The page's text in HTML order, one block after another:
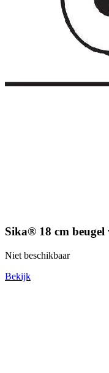
Sika® 18 cm
Niet beschikbaar
Bekijk